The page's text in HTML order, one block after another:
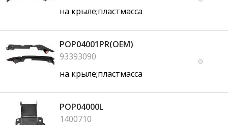
на крыле;пластмасса
POP04001PR(OEM)
93393090
на крыле;пластмасса
POP04000L
1400710